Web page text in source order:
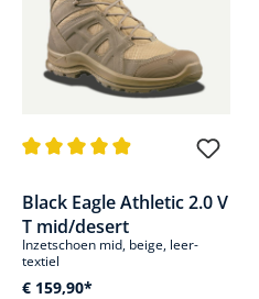
Black Eagle Athletic 2.0 V
T mid/desert
Inzetschoen mid, beige, leer-
textiel
€ 159,90*